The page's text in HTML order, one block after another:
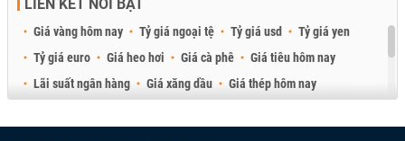
LIÊN KẾT NỔI BẬT
Giá vàng hôm nay Tỷ giá ngoại tệ Tỷ giá usd
Tỷ giá yen
Tỷ giá euro
Giá heo hơi Giá cà phê
Giá tiêu hôm nay
Lãi suất ngân hàng
Giá xăng dầu
Giá thép hôm nay